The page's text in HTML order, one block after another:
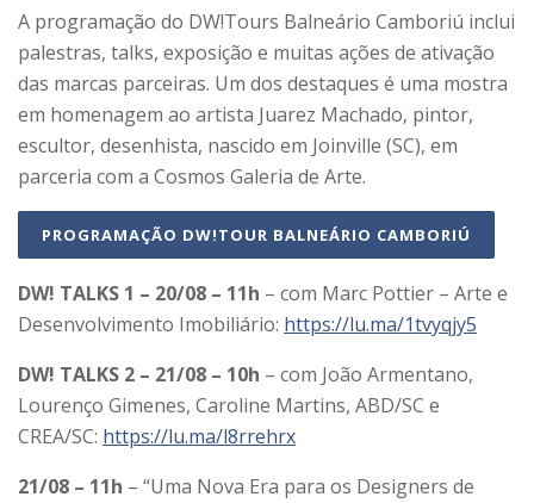
A programação do DW!Tours Balneário Camboriú inclui
palestras, talks, exposição e muitas ações de ativação
das marcas parceiras. Um dos destaques é uma mostra
em homenagem ao artista Juarez Machado, pintor,
escultor, desenhista, nascido em Joinville (SC), em
parceria com a Cosmos Galeria de Arte.
PROGRAMAÇÃO DW!TOUR BALNEÁRIO CAMBORIÚ
DW! TALKS 1 – 20/08 – 11h – com Marc Pottier – Arte e
Desenvolvimento Imobiliário: https://lu.ma/1tvyqjy5
DW! TALKS 2 – 21/08 – 10h – com João Armentano,
Lourenço Gimenes, Caroline Martins, ABD/SC e
CREA/SC: https://lu.ma/l8rrehrx
21/08 – 11h – “Uma Nova Era para os Designers de